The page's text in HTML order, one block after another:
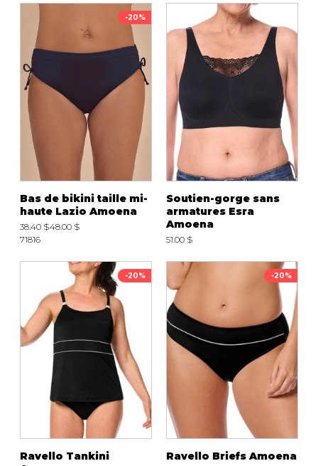
-20%
Bas de bikini taille mi-
haute Lazio Amoena
38.40 $48.00 $
71816
Soutien-gorge sans
armatures Esra
Amoena
51.00 $
-20%
Ravello Tankini
-20%
Ravello Briefs Amoena